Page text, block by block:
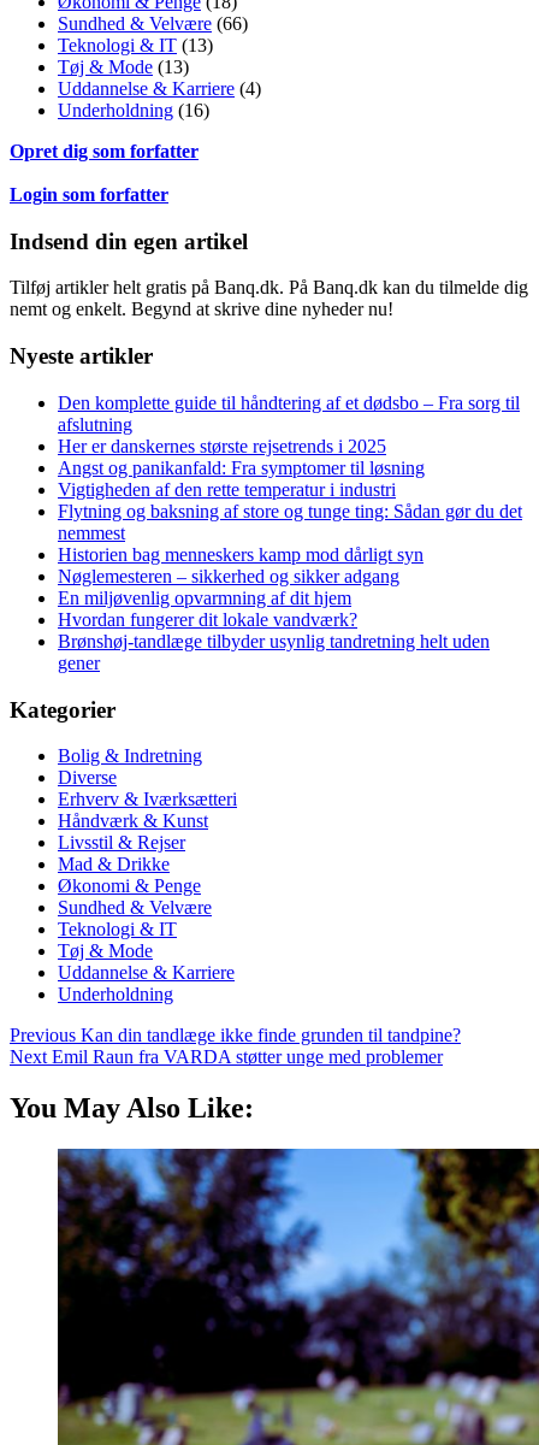
Sundhed & Velvære (66)
Teknologi & IT (13)
Tøj & Mode (13)
Uddannelse & Karriere (4)
Underholdning (16)
Opret dig som forfatter
Login som forfatter
Indsend din egen artikel
Tilføj artikler helt gratis på Banq.dk. På Banq.dk kan du tilmelde dig
nemt og enkelt. Begynd at skrive dine nyheder nu!
Nyeste artikler
Den komplette guide til håndtering af et dødsbo – Fra sorg til
afslutning
Her er danskernes største rejsetrends i 2025
Angst og panikanfald: Fra symptomer til løsning
Vigtigheden af den rette temperatur i industri
Flytning og baksning af store og tunge ting: Sådan gør du det
nemmest
Historien bag menneskers kamp mod dårligt syn
Nøglemesteren – sikkerhed og sikker adgang
En miljøvenlig opvarmning af dit hjem
Hvordan fungerer dit lokale vandværk?
Brønshøj-tandlæge tilbyder usynlig tandretning helt uden
gener
Kategorier
Bolig & Indretning
Diverse
Erhverv & Iværksætteri
Håndværk & Kunst
Livsstil & Rejser
Mad & Drikke
Økonomi & Penge
Sundhed & Velvære
Teknologi & IT
Tøj & Mode
Uddannelse & Karriere
Underholdning
Previous Kan din tandlæge ikke finde grunden til tandpine?
Next Emil Raun fra VARDA støtter unge med problemer
You May Also Like: